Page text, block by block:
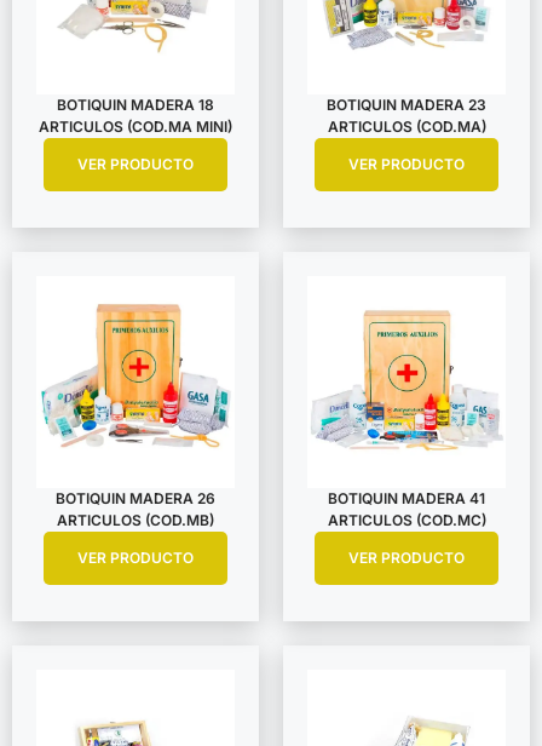
BOTIQUIN MADERA 18
ARTICULOS (COD.MA MINI)
VER PRODUCTO
BOTIQUIN MADERA 23
ARTICULOS (COD.MA)
VER PRODUCTO
BOTIQUIN MADERA 26
ARTICULOS (COD.MB)
VER PRODUCTO
BOTIQUIN MADERA 41
ARTICULOS (COD.MC)
VER PRODUCTO